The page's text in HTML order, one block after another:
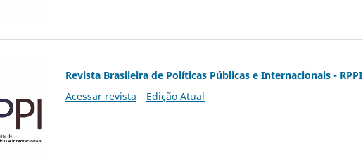
Revista Brasileira de Políticas Públicas e Internacionais - RPPI
Acessar revista
Edição Atual